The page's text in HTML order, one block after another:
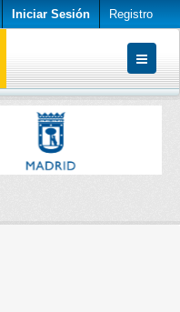
Iniciar Sesión Registro